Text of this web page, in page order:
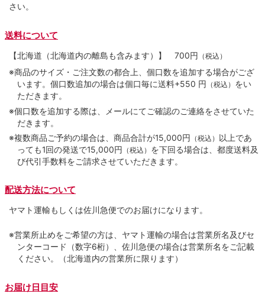
さい。
送料について
【北海道（北海道内の離島も含みます）】 700円 （税込）
※商品のサイズ・ご注文数の都合上、個口数を追加する場合がござ
います。個口数追加の場合は個口毎に送料+550 円 （税込） をい
ただきます。
※個口数を追加する際は、メールにてご確認のご連絡をさせていた
だきます。
※複数商品ご予約の場合は、商品合計が15,000円 （税込） 以上であ
っても1回の発送で15,000円 （税込） を下回る場合は、都度送料及
び代引手数料をご請求させていただきます。
配送方法について
ヤマト運輸もしくは佐川急便でのお届けになります。
※営業所止めをご希望の方は、ヤマト運輸の場合は営業所名及びセ
ンターコード（数字6桁）、佐川急便の場合は営業所名をご記載
ください。（北海道内の営業所に限ります）
お届け日目安